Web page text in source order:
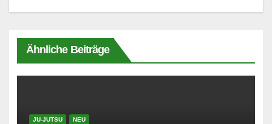
Ähnliche Beiträge
JU-JUTSU NEU